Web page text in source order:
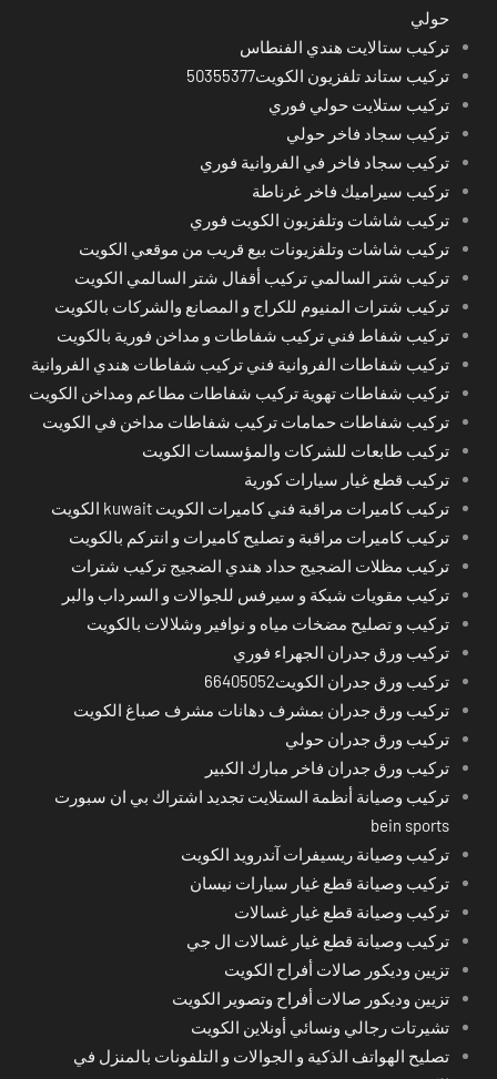
حولي
تركيب ستالايت هندي الفنطاس
تركيب ستاند تلفزيون الكويت50355377
تركيب ستلايت حولي فوري
تركيب سجاد فاخر حولي
تركيب سجاد فاخر في الفروانية فوري
تركيب سيراميك فاخر غرناطة
تركيب شاشات وتلفزيون الكويت فوري
تركيب شاشات وتلفزيونات بيع قريب من موقعي الكويت
تركيب شتر السالمي تركيب أقفال شتر السالمي الكويت
تركيب شترات المنيوم للكراج و المصانع والشركات بالكويت
تركيب شفاط فني تركيب شفاطات و مداخن فورية بالكويت
تركيب شفاطات الفروانية فني تركيب شفاطات هندي الفروانية
تركيب شفاطات تهوية تركيب شفاطات مطاعم ومداخن الكويت
تركيب شفاطات حمامات تركيب شفاطات مداخن في الكويت
تركيب طابعات للشركات والمؤسسات الكويت
تركيب قطع غيار سيارات كورية
تركيب كاميرات مراقبة فني كاميرات الكويت kuwait الكويت
تركيب كاميرات مراقبة و تصليح كاميرات و انتركم بالكويت
تركيب مظلات الضجيج حداد هندي الضجيج تركيب شترات
تركيب مقويات شبكة و سيرفس للجوالات و السرداب والبر
تركيب و تصليح مضخات مياه و نوافير وشلالات بالكويت
تركيب ورق جدران الجهراء فوري
تركيب ورق جدران الكويت66405052
تركيب ورق جدران بمشرف دهانات مشرف صباغ الكويت
تركيب ورق جدران حولي
تركيب ورق جدران فاخر مبارك الكبير
تركيب وصيانة أنظمة الستلايت تجديد اشتراك بي ان سبورت
bein sports
تركيب وصيانة ريسيفرات آندرويد الكويت
تركيب وصيانة قطع غيار سيارات نيسان
تركيب وصيانة قطع غيار غسالات
تركيب وصيانة قطع غيار غسالات ال جي
تزيين وديكور صالات أفراح الكويت
تزيين وديكور صالات أفراح وتصوير الكويت
تشيرتات رجالي ونسائي أونلاين الكويت
تصليح الهواتف الذكية و الجوالات و التلفونات بالمنزل في